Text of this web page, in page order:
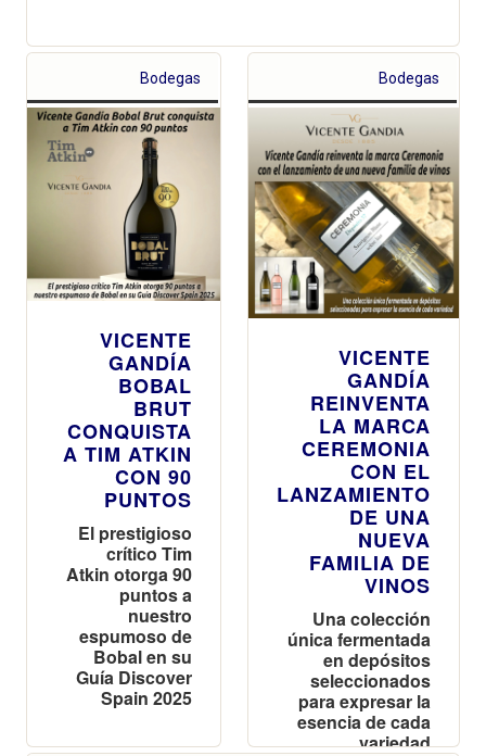
Bodegas
VICENTE
GANDÍA
BOBAL
BRUT
CONQUISTA
A TIM ATKIN
CON 90
PUNTOS
El prestigioso
crítico Tim
Atkin otorga 90
puntos a
nuestro
espumoso de
Bobal en su
Guía Discover
Spain 2025
Bodegas
VICENTE
GANDÍA
REINVENTA
LA MARCA
CEREMONIA
CON EL
LANZAMIENTO
DE UNA
NUEVA
FAMILIA DE
VINOS
Una colección
única fermentada
en depósitos
seleccionados
para expresar la
esencia de cada
variedad